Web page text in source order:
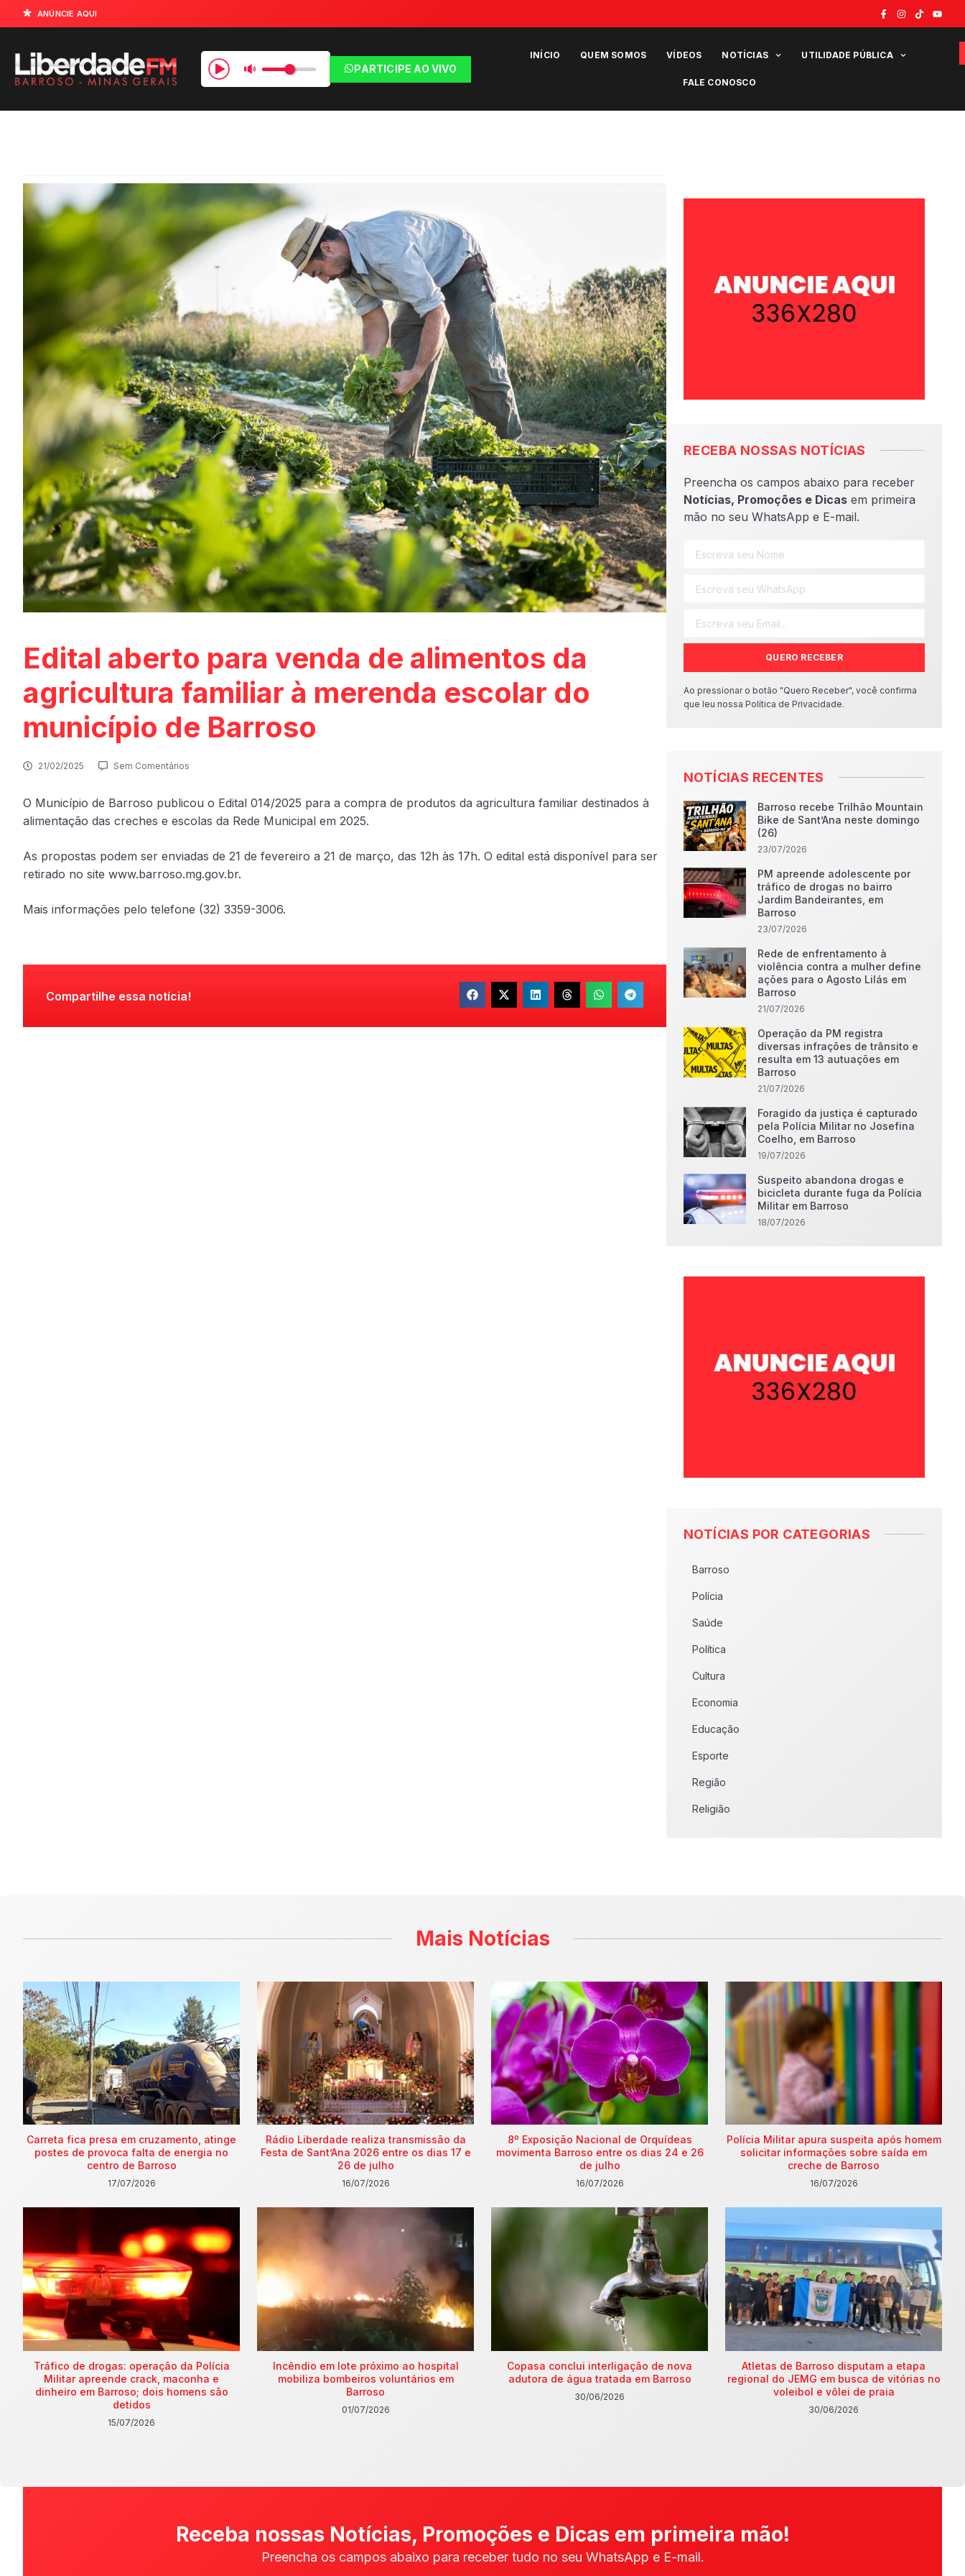
ANÚNCIE AQUI
PARTICIPE AO VIVO
INÍCIO QUEM SOMOS VÍDEOS NOTÍCIAS UTILIDADE PÚBLICA
FALE CONOSCO
Edital aberto para venda de alimentos da
agricultura familiar à merenda escolar do
município de Barroso
21/02/2025 Sem Comentários
O Município de Barroso publicou o Edital 014/2025 para a compra de produtos da agricultura familiar destinados à
alimentação das creches e escolas da Rede Municipal em 2025.
As propostas podem ser enviadas de 21 de fevereiro a 21 de março, das 12h às 17h. O edital está disponível para ser
retirado no site www.barroso.mg.gov.br.
Mais informações pelo telefone (32) 3359-3006.
Compartilhe essa notícia!
RECEBA NOSSAS NOTÍCIAS
Preencha os campos abaixo para receber
Notícias, Promoções e Dicas em primeira
mão no seu WhatsApp e E-mail.
QUERO RECEBER
Ao pressionar o botão "Quero Receber", você confirma
que leu nossa Política de Privacidade.
NOTÍCIAS RECENTES
Barroso recebe Trilhão Mountain
Bike de Sant’Ana neste domingo
(26)
23/07/2026
PM apreende adolescente por
tráfico de drogas no bairro
Jardim Bandeirantes, em
Barroso
23/07/2026
Rede de enfrentamento à
violência contra a mulher define
ações para o Agosto Lilás em
Barroso
21/07/2026
Operação da PM registra
diversas infrações de trânsito e
resulta em 13 autuações em
Barroso
21/07/2026
Foragido da justiça é capturado
pela Polícia Militar no Josefina
Coelho, em Barroso
19/07/2026
Suspeito abandona drogas e
bicicleta durante fuga da Polícia
Militar em Barroso
18/07/2026
NOTÍCIAS POR CATEGORIAS
Barroso
Polícia
Saúde
Política
Cultura
Economia
Educação
Esporte
Região
Religião
Mais Notícias
Carreta fica presa em cruzamento, atinge
postes de provoca falta de energia no
centro de Barroso
17/07/2026
Rádio Liberdade realiza transmissão da
Festa de Sant’Ana 2026 entre os dias 17 e
26 de julho
16/07/2026
8º Exposição Nacional de Orquídeas
movimenta Barroso entre os dias 24 e 26
de julho
16/07/2026
Polícia Militar apura suspeita após homem
solicitar informações sobre saída em
creche de Barroso
16/07/2026
Tráfico de drogas: operação da Polícia
Militar apreende crack, maconha e
dinheiro em Barroso; dois homens são
detidos
15/07/2026
Incêndio em lote próximo ao hospital
mobiliza bombeiros voluntários em
Barroso
01/07/2026
Copasa conclui interligação de nova
adutora de água tratada em Barroso
30/06/2026
Atletas de Barroso disputam a etapa
regional do JEMG em busca de vitórias no
voleibol e vôlei de praia
30/06/2026
Receba nossas Notícias, Promoções e Dicas em primeira mão!
Preencha os campos abaixo para receber tudo no seu WhatsApp e E-mail.